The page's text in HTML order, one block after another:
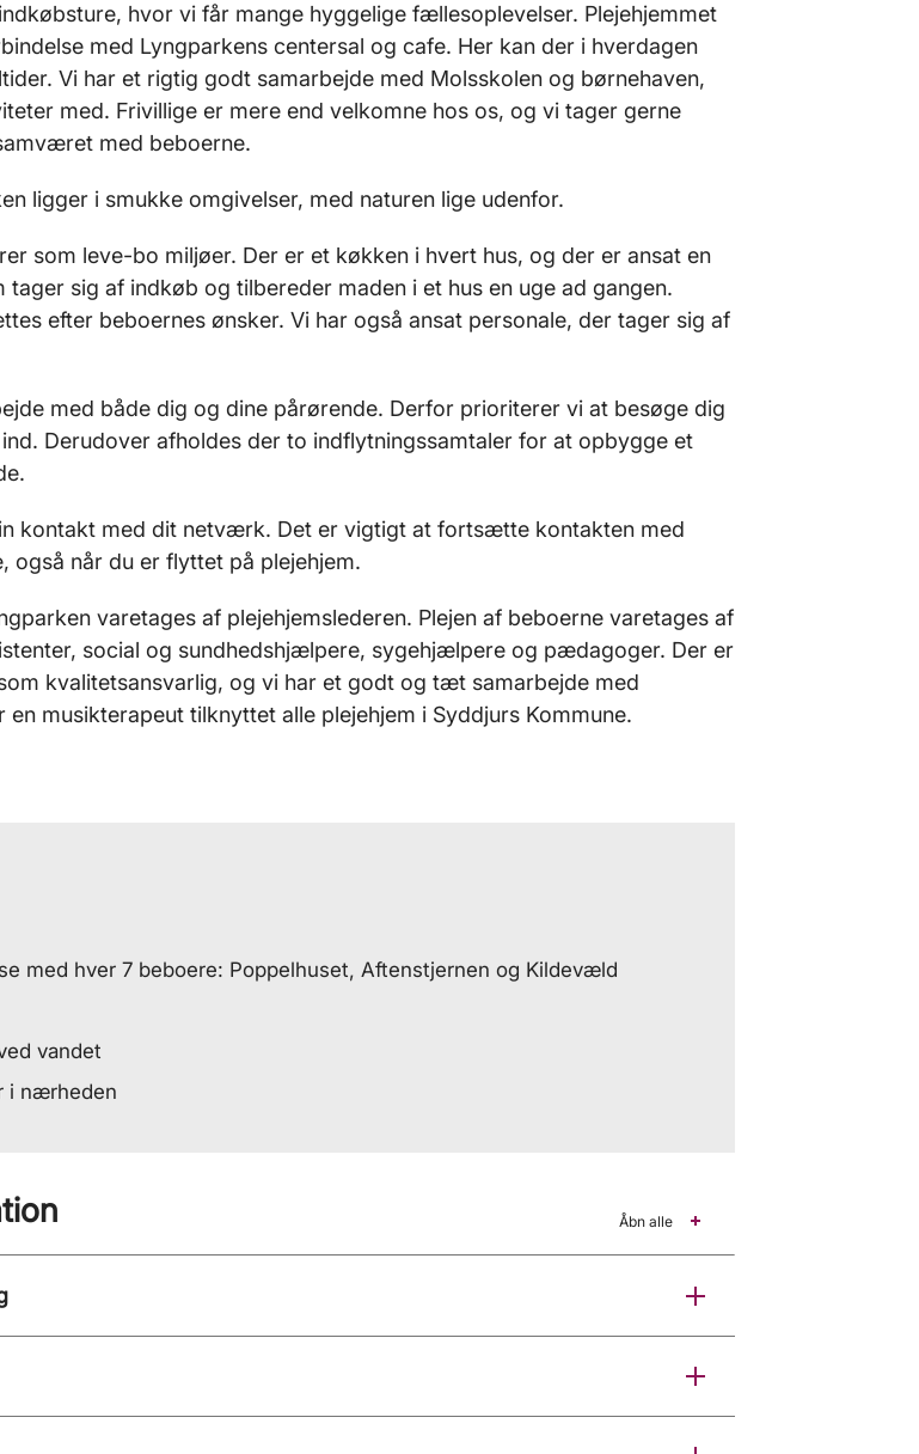
hvor vi får man­ge hyggelige fællesoplevelser. Plejehjemmet
med Lyngparkens centersal og cafe. Her kan der i hverdagen
Vi har et rigtig godt samarbejde med Molsskolen og børnehaven,
med. Frivillige er mere end velkomne hos os, og vi tager gerne
med beboerne.
ligger i smukke omgivelser, med naturen lige udenfor.
som leve-bo miljøer. Der er et køkken i hvert hus, og der er ansat en
sig af indkøb og tilbereder maden i et hus en uge ad gangen.
efter beboernes ønsker. Vi har også ansat personale, der tager sig af
med både dig og dine pårørende. Derfor prioriterer vi at besøge dig
Derudover afholdes der to indflytningssamtaler for at opbygge et
kontakt med dit netværk. Det er vigtigt at fortsætte kontakten med
også når du er flyttet på plejehjem.
varetages af plejehjemsle­deren. Plejen af beboerne varetages af
social og sundhedshjælpere, sygehjælpere og pæ­dagoger. Der er
kvalitetsansvarlig, og vi har et godt og tæt samarbejde med
musikterapeut tilknyttet alle plejehjem i Syddjurs Kommune.
med hver 7 be­boere: Poppelhuset, Aftenstjernen og Kildevæld
vandet
i nærheden
Åbn alle